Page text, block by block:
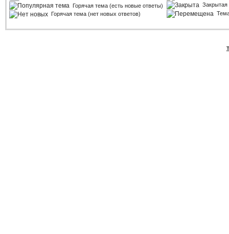
Горячая тема (есть новые ответы)
Горячая тема (нет новых ответов)
Закрытая